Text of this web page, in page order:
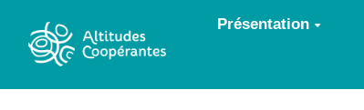
Aller au contenu principal Présentation